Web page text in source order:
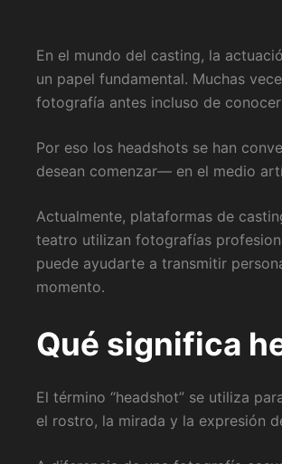
En el mundo del casting, la
un papel fundamental. Muchas
fotografía antes incluso de
Por eso los headshots se han
desean comenzar— en el medio
Actualmente, plataformas de
teatro utilizan fotografías
puede ayudarte a transmitir
momento.
Qué significa
El término “headshot” se utiliza
el rostro, la mirada y la expresión